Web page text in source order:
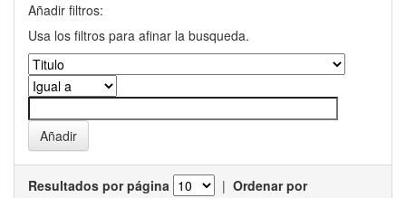
Añadir filtros:
Usa los filtros para afinar la busqueda.
Resultados por página | Ordenar por